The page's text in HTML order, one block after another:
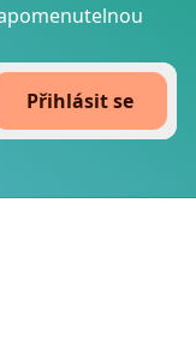
Přihlásit se